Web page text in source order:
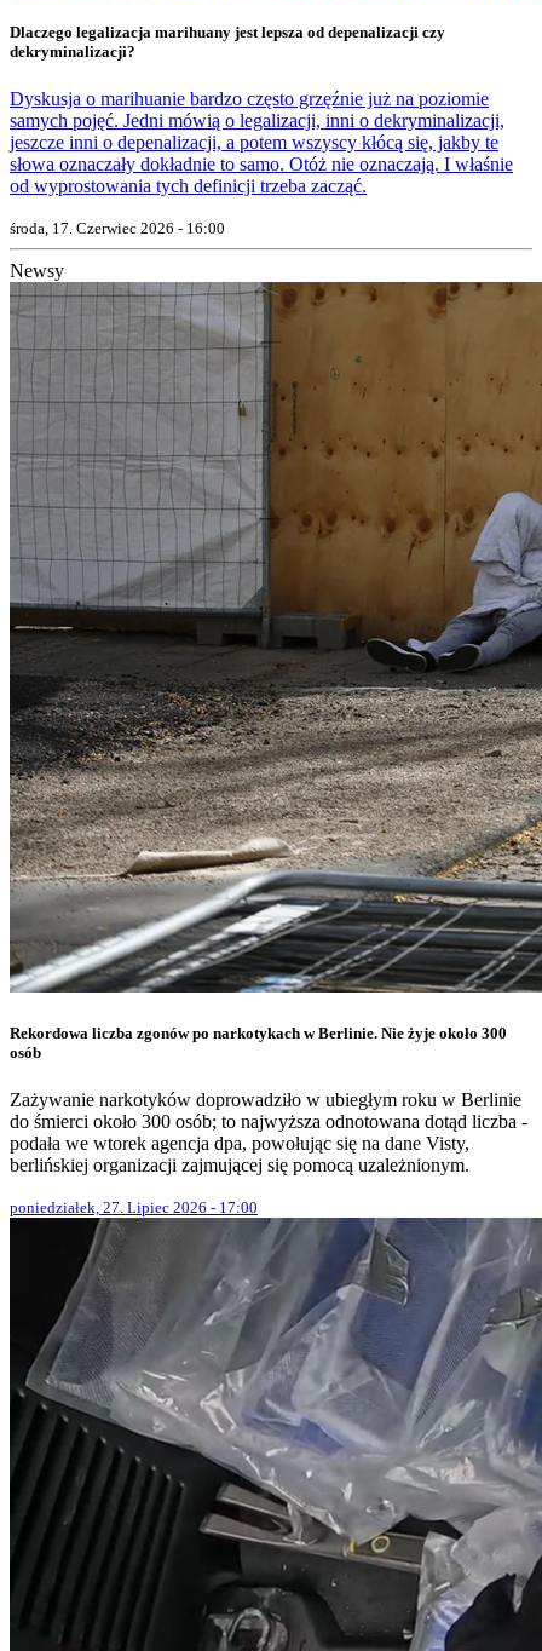
Dlaczego legalizacja marihuany jest lepsza od depenalizacji czy
dekryminalizacji?
Dyskusja o marihuanie bardzo często grzęźnie już na poziomie
samych pojęć. Jedni mówią o legalizacji, inni o dekryminalizacji,
jeszcze inni o depenalizacji, a potem wszyscy kłócą się, jakby te
słowa oznaczały dokładnie to samo. Otóż nie oznaczają. I właśnie
od wyprostowania tych definicji trzeba zacząć.
środa, 17. Czerwiec 2026 - 16:00
Newsy
Rekordowa liczba zgonów po narkotykach w Berlinie. Nie żyje około 300
osób
Zażywanie narkotyków doprowadziło w ubiegłym roku w Berlinie
do śmierci około 300 osób; to najwyższa odnotowana dotąd liczba -
podała we wtorek agencja dpa, powołując się na dane Visty,
berlińskiej organizacji zajmującej się pomocą uzależnionym.
poniedziałek, 27. Lipiec 2026 - 17:00